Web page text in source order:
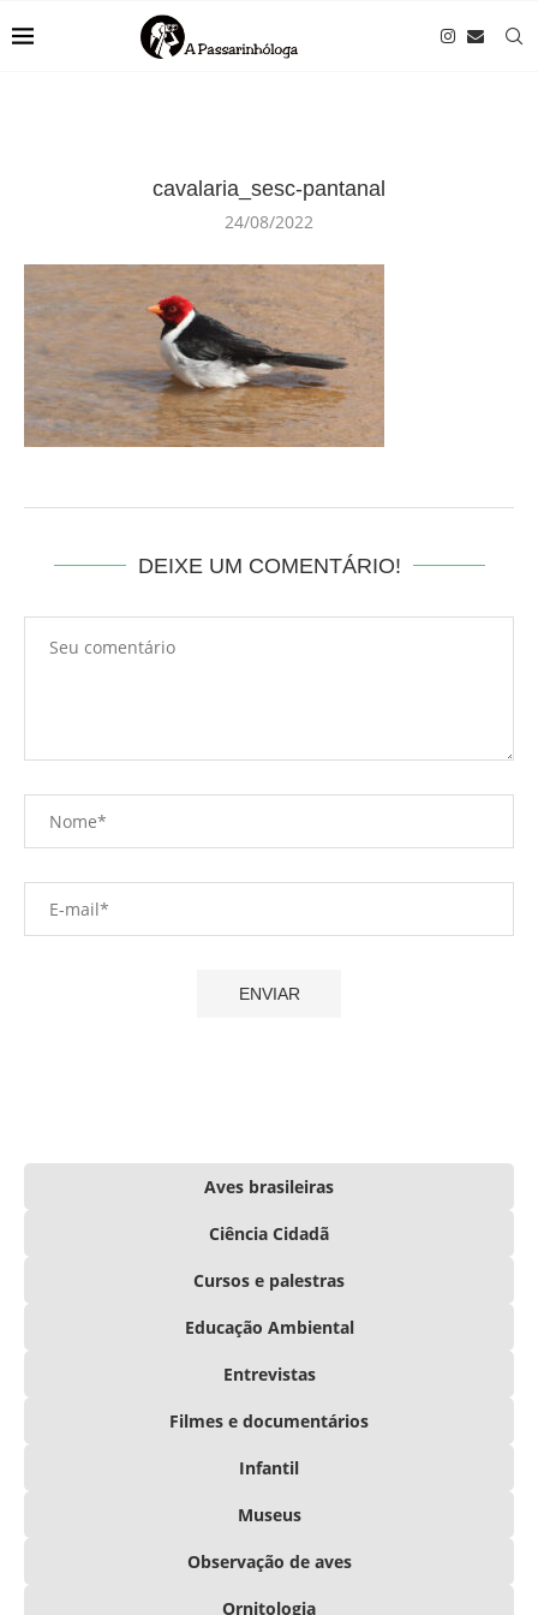
cavalaria_sesc-pantanal
24/08/2022
DEIXE UM COMENTÁRIO!
Aves brasileiras
Ciência Cidadã
Cursos e palestras
Educação Ambiental
Entrevistas
Filmes e documentários
Infantil
Museus
Observação de aves
Ornitologia